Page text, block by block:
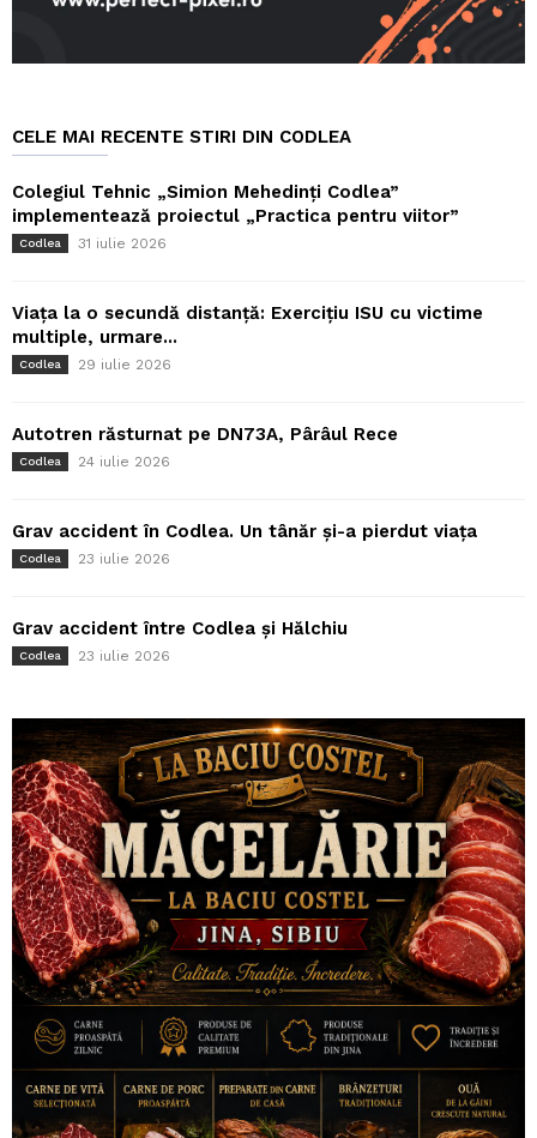
CELE MAI RECENTE STIRI DIN CODLEA
Colegiul Tehnic „Simion Mehedinți Codlea”
implementează proiectul „Practica pentru viitor”
Codlea 31 iulie 2026
Viața la o secundă distanță: Exercițiu ISU cu victime
multiple, urmare...
Codlea 29 iulie 2026
Autotren răsturnat pe DN73A, Pârâul Rece
Codlea 24 iulie 2026
Grav accident în Codlea. Un tânăr și-a pierdut viața
Codlea 23 iulie 2026
Grav accident între Codlea și Hălchiu
Codlea 23 iulie 2026